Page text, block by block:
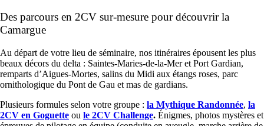
Des parcours en 2CV sur-mesure pour découvrir la
Camargue
Au départ de votre lieu de séminaire, nos itinéraires épousent les plus
beaux décors du delta : Saintes-Maries-de-la-Mer et Port Gardian,
remparts d’Aigues-Mortes, salins du Midi aux étangs roses, parc
ornithologique du Pont de Gau et mas de gardians.
Plusieurs formules selon votre groupe : la Mythique Randonnée, la
2CV en Goguette ou le 2CV Challenge. Énigmes, photos mystères et